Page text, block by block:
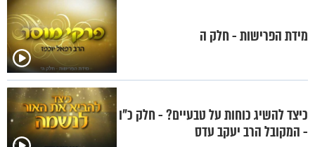
מידת הפרישות - חלק ה
כיצד להשיג כוחות על טבעיים? - חלק כ"ו
- המקובל הרב יעקב עדס